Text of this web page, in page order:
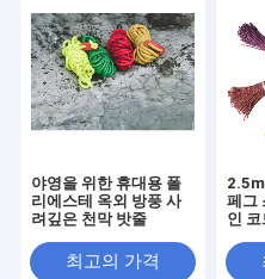
야영을 위한 휴대용 폴
리에스테 옥외 방풍 사
려깊은 천막 밧줄
최고의 가격
페그
인 코